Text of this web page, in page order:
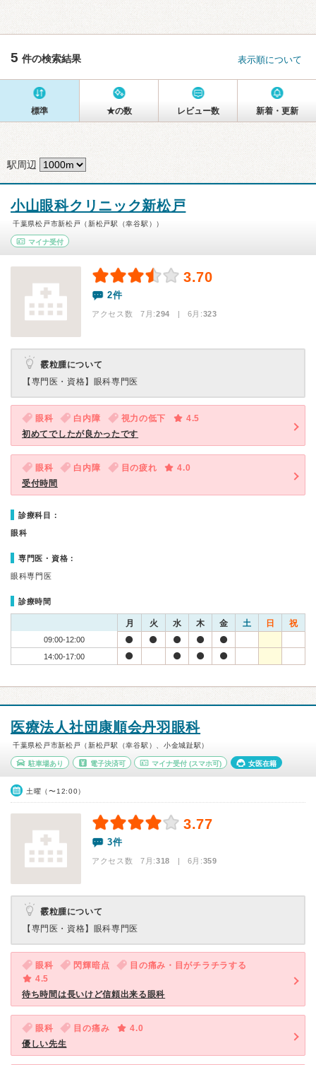
5 件の検索結果 表示順について
標準 ★の数 レビュー数 新着・更新
駅周辺
小山眼科クリニック新松戸
千葉県松戸市新松戸（新松戸駅（幸谷駅））
マイナ受付
3.70
2件
アクセス数 7月:294 | 6月:323
霰粒腫について
【専門医・資格】 眼科専門医
眼科 白内障 視力の低下
4.5
初めてでしたが良かったです
眼科 白内障 目の疲れ
4.0
受付時間
診療科目：
眼科
専門医・資格：
眼科専門医
診療時間
月 火 水 木 金 土 日 祝
09:00-12:00
14:00-17:00
医療法人社団康順会丹羽眼科
千葉県松戸市新松戸（新松戸駅（幸谷駅）、小金城趾駅）
駐車場あり 電子決済可 マイナ受付 (スマホ可) 女医在籍
土曜（〜12:00）
3.77
3件
アクセス数 7月:318 | 6月:359
霰粒腫について
【専門医・資格】 眼科専門医
眼科 閃輝暗点
目の痛み・目がチラチラする
4.5
待ち時間は長いけど信頼出来る眼科
眼科 目の痛み
4.0
優しい先生